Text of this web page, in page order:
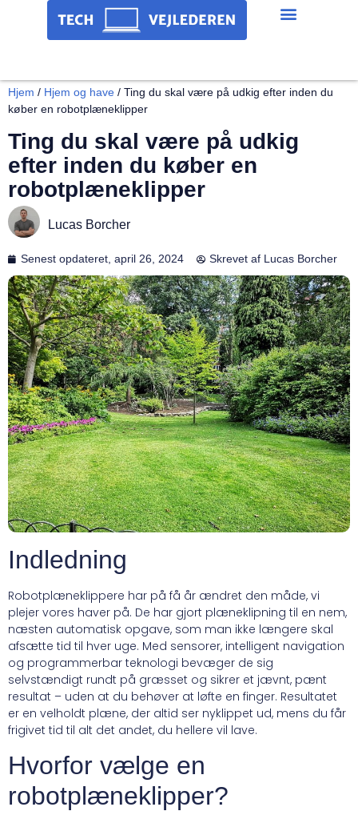
Hjem / Hjem og have / Ting du skal være på udkig efter inden du
køber en robotplæneklipper
Ting du skal være på udkig
efter inden du køber en
robotplæneklipper
Lucas Borcher
Senest opdateret, april 26, 2024 Skrevet af Lucas Borcher
Indledning
Robotplæneklippere har på få år ændret den måde, vi
plejer vores haver på. De har gjort plæneklipning til en nem,
næsten automatisk opgave, som man ikke længere skal
afsætte tid til hver uge. Med sensorer, intelligent navigation
og programmerbar teknologi bevæger de sig
selvstændigt rundt på græsset og sikrer et jævnt, pænt
resultat – uden at du behøver at løfte en finger. Resultatet
er en velholdt plæne, der altid ser nyklippet ud, mens du får
frigivet tid til alt det andet, du hellere vil lave.
Hvorfor vælge en
robotplæneklipper?